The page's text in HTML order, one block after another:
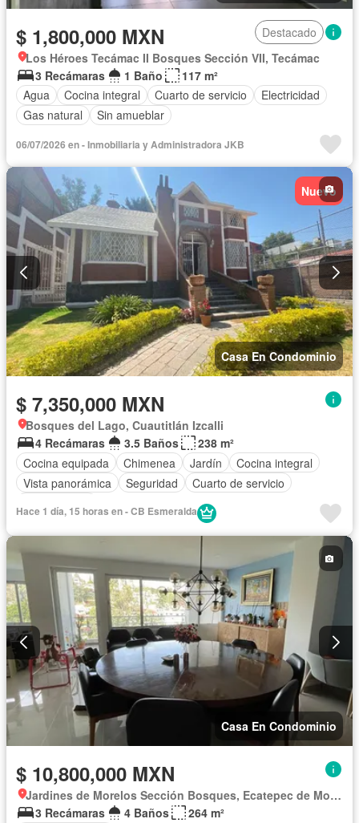
$ 1,800,000 MXN
Destacado
Los Héroes Tecámac II Bosques Sección VII, Tecámac
3 Recámaras
1 Baño
117 m²
Agua
Cocina integral Cuarto de servicio
Electricidad
Gas natural
Sin amueblar
06/07/2026 en - Inmobiliaria y Administradora JKB
Nuevo
Casa En Condominio
$ 7,350,000 MXN
Bosques del Lago, Cuautitlán Izcalli
4 Recámaras
3.5 Baños
238 m²
Cocina equipada
Chimenea Jardín
Cocina integral
Vista panorámica
Seguridad
Cuarto de servicio
Hace 1 día, 15 horas en - CB Esmeralda
Casa En Condominio
$ 10,800,000 MXN
Jardines de Morelos Sección Bosques, Ecatepec de Morelos
3 Recámaras
4 Baños
264 m²